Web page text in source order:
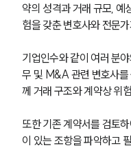
약의 성격과 거래 규모, 예
험을 갖춘 변호사와 전문
기업인수와 같이 여러 분
무 및 M&A 관련 변호사를
께 거래 구조와 계약상 위
또한 기존 계약서를 검토
이 있는 조항을 파악하고